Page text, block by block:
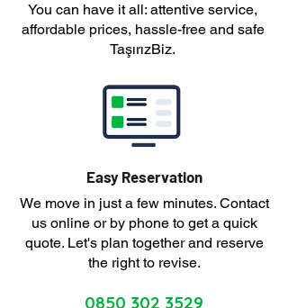
You can have it all: attentive service,
affordable prices, hassle-free and safe
TaşırızBiz.
Easy Reservation
We move in just a few minutes. Contact
us online or by phone to get a quick
quote. Let's plan together and reserve
the right to revise.
0850 302 3529